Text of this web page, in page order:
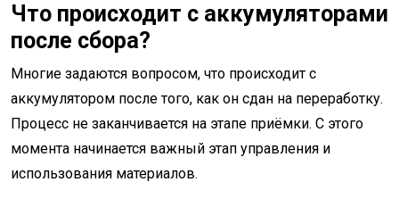
Что происходит с аккумуляторами
после сбора?
Многие задаются вопросом, что происходит с
аккумулятором после того, как он сдан на переработку.
Процесс не заканчивается на этапе приёмки. С этого
момента начинается важный этап управления и
использования материалов.